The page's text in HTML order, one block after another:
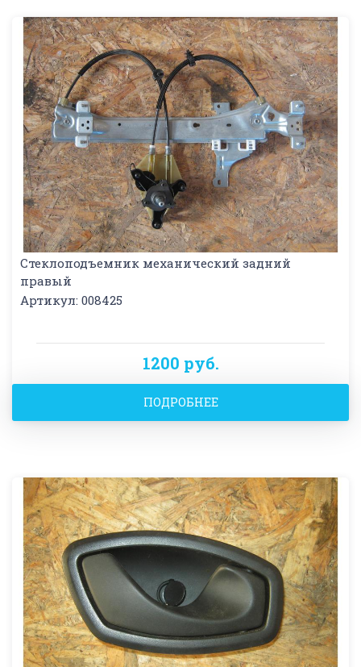
Стеклоподъемник механический задний
правый
Артикул: 008425
1200 руб.
ПОДРОБНЕЕ